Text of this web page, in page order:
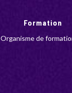
Formation
Organisme de